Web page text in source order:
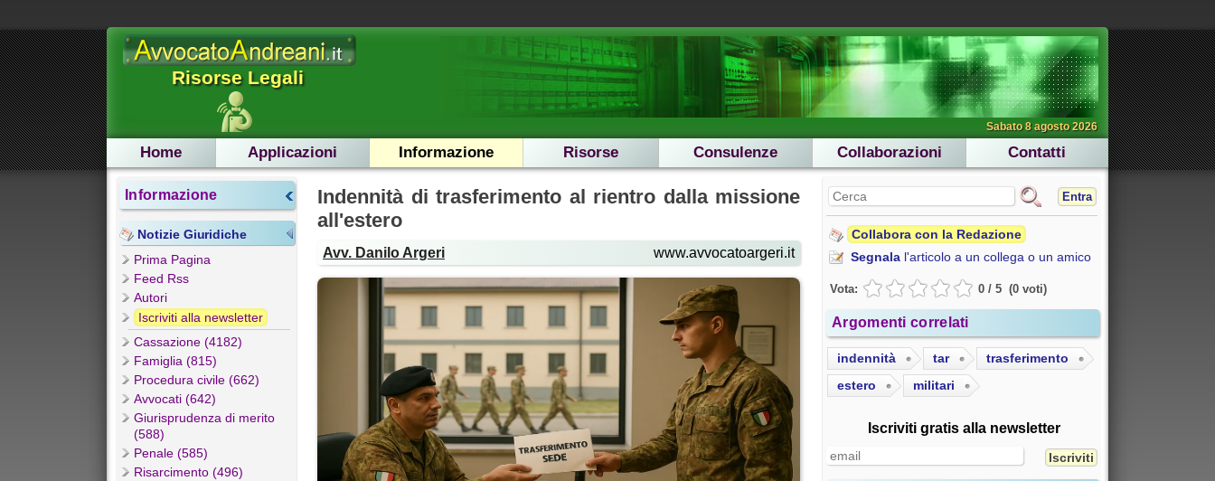
Risorse Legali
Sabato 8 agosto 2026
Home Applicazioni Informazione Risorse Consulenze Collaborazioni Contatti
Informazione
Notizie Giuridiche
Prima Pagina
Feed Rss
Autori
Iscriviti alla newsletter
Cassazione (4182)
Famiglia (815)
Procedura civile (662)
Avvocati (642)
Giurisprudenza di merito
(588)
Penale (585)
Risarcimento (496)
Indennità di trasferimento al rientro dalla missione
all'estero
Avv. Danilo Argeri www.avvocatoargeri.it
Entra
Collabora con la Redazione
Segnala l'articolo a un collega o un amico
Vota: 0 / 5 (0 voti)
Argomenti correlati
indennità tar
trasferimento
estero
militari
Iscriviti gratis alla newsletter